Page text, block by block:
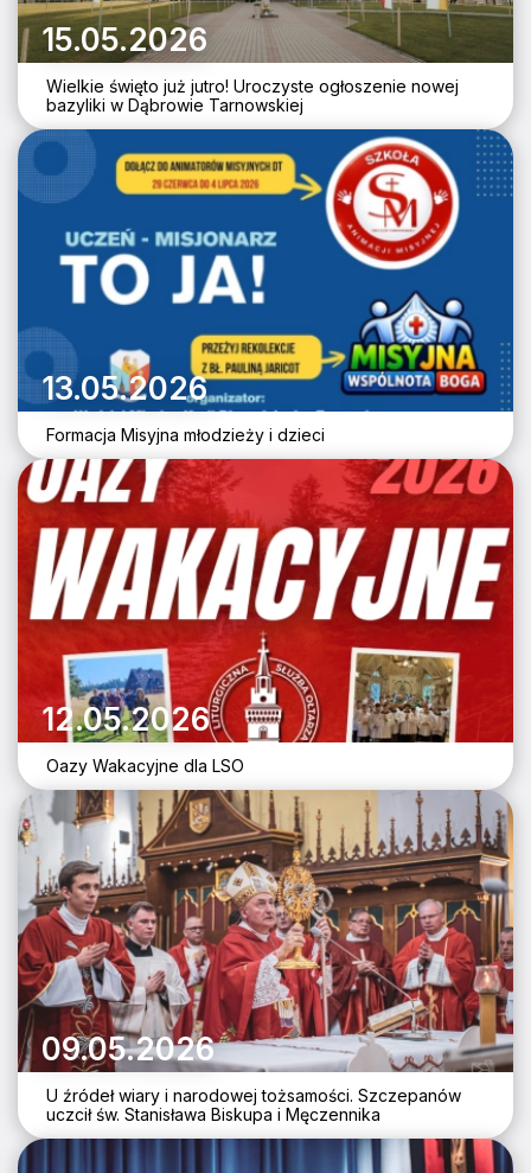
15.05.2026
Wielkie święto już jutro! Uroczyste ogłoszenie nowej
bazyliki w Dąbrowie Tarnowskiej
13.05.2026
Formacja Misyjna młodzieży i dzieci
12.05.2026
Oazy Wakacyjne dla LSO
09.05.2026
U źródeł wiary i narodowej tożsamości. Szczepanów
uczcił św. Stanisława Biskupa i Męczennika